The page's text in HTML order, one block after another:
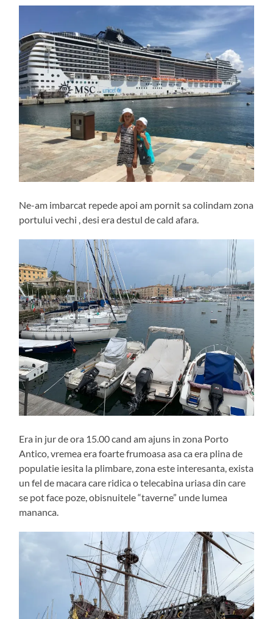
Ne-am imbarcat repede apoi am pornit sa colindam zona
portului vechi , desi era destul de cald afara.
Era in jur de ora 15.00 cand am ajuns in zona Porto
Antico, vremea era foarte frumoasa asa ca era plina de
populatie iesita la plimbare, zona este interesanta, exista
un fel de macara care ridica o telecabina uriasa din care
se pot face poze, obisnuitele “taverne” unde lumea
mananca.